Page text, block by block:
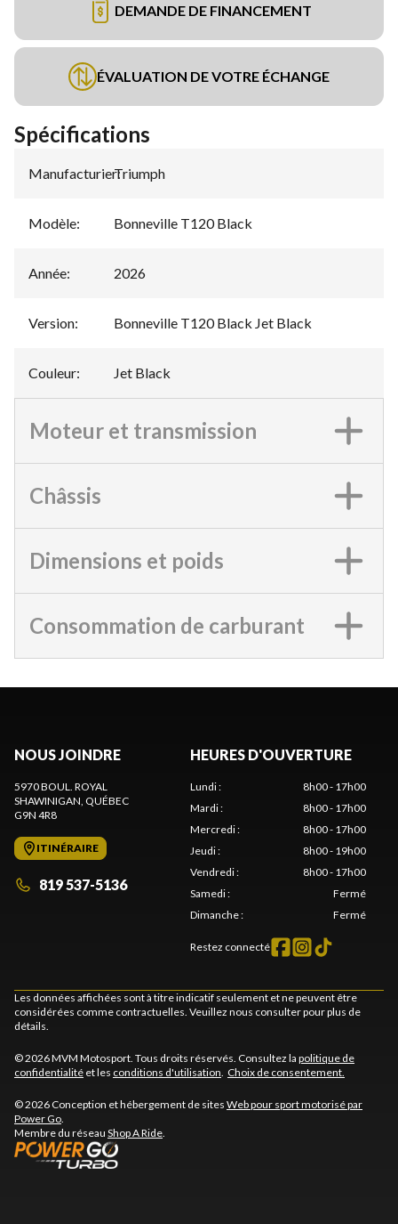
DEMANDE DE FINANCEMENT
ÉVALUATION DE VOTRE ÉCHANGE
Spécifications
Manufacturier:
Triumph
Modèle: Bonneville T120 Black
Année: 2026
Version: Bonneville T120 Black Jet Black
Couleur: Jet Black
Moteur et transmission
Châssis
Dimensions et poids
Consommation de carburant
NOUS JOINDRE
5970 BOUL. ROYAL
SHAWINIGAN , QUÉBEC
G9N 4R8
ITINÉRAIRE
819 537-5136
HEURES D'OUVERTURE
Lundi:
8h00 - 17h00
Mardi:
8h00 - 17h00
Mercredi:
8h00 - 17h00
Jeudi:
8h00 - 19h00
Vendredi:
8h00 - 17h00
Samedi:
Fermé
Dimanche: Fermé
Restez connecté
Les données affichées sont à titre indicatif seulement et ne peuvent être
considérées comme contractuelles. Veuillez nous consulter pour plus de
détails.
© 2026 MVM Motosport. Tous droits réservés. Consultez la politique de
confidentialité et les conditions d'utilisation Choix de consentement.
© 2026 Conception et hébergement de sites Web pour sport motorisé par
Power Go
Membre du réseau Shop A Ride